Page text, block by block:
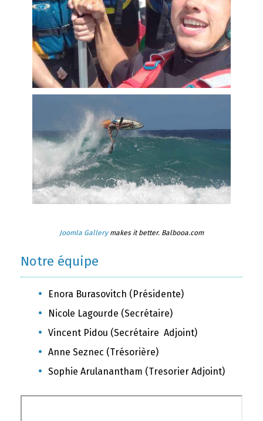
Joomla Gallerymakes it better. Balbooa.com
Notre équipe
Enora Burasovitch (Présidente)
Nicole Lagourde (Secrétaire)
Vincent Pidou (Secrétaire Adjoint)
Anne Seznec (Trésorière)
Sophie Arulanantham (Tresorier Adjoint)